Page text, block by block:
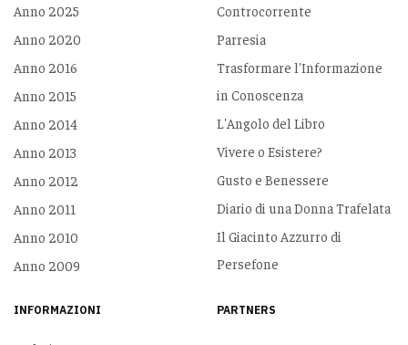
Anno 2025
Anno 2020
Anno 2016
Anno 2015
Anno 2014
Anno 2013
Anno 2012
Anno 2011
Anno 2010
Anno 2009
Controcorrente
Parresia
Trasformare l'Informazione
in Conoscenza
L'Angolo del Libro
Vivere o Esistere?
Gusto e Benessere
Diario di una Donna Trafelata
Il Giacinto Azzurro di
Persefone
INFORMAZIONI PARTNERS